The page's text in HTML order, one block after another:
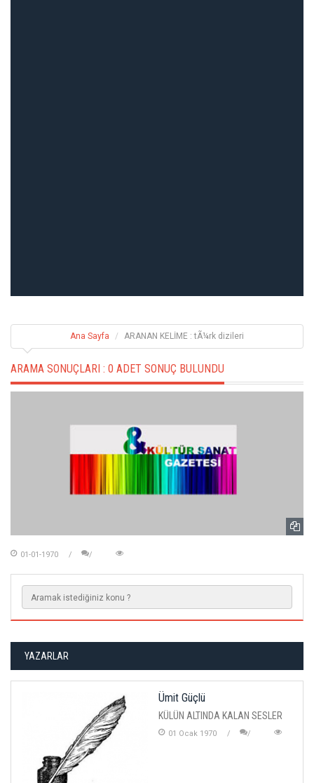
Ana Sayfa ARANAN KELİME : tÃ¼rk dizileri
ARAMA SONUÇLARI : 0 ADET SONUÇ BULUNDU
01-01-1970
YAZARLAR
Ümit Güçlü
KÜLÜN ALTINDA KALAN SESLER
01 Ocak 1970